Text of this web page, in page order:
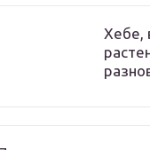
Хебе,